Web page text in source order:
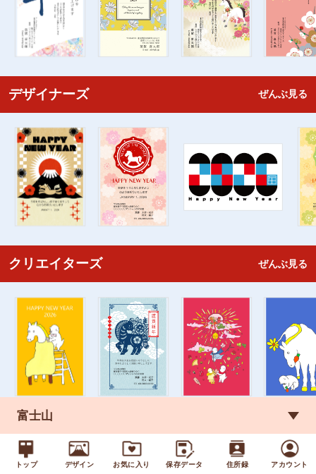
トップ デザイン お気に入り 保存データ 住所録 アカウント
富士山
デザイナーズ ぜんぶ見る
クリエイターズ ぜんぶ見る
干支 ぜんぶ見る